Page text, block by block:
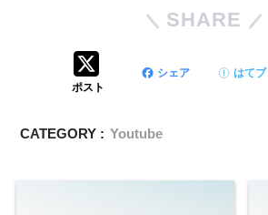
SHARE
ポスト
シェア はてブ
CATEGORY : Youtube